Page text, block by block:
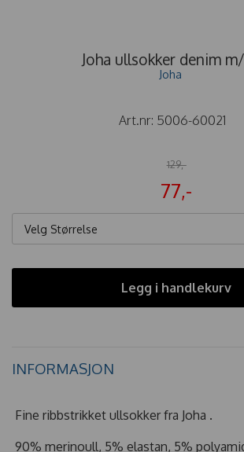
Joha ullsokker denim
Joha
Art.nr: 5006-60021
129,-
77,-
Velg Størrelse
Legg i handlekurv
INFORMASJON
Fine ribbstrikket ullsokker fra Joha .
90% merinoull, 5% elastan, 5%